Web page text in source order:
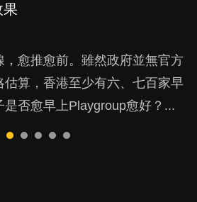
果
愈推愈前。雖然政府並無官方
估算，香港至少有六、七百家早
否愈早上Playgroup愈好？...
of the mind 課程，學生以遊
力和自制能力亦明顯比其他小朋
有何特別之處？...
重的甚至會有自殺，或傷害小
爸爸患上產後抑鬱往往難以察
一刻掙扎過：究竟全職好，還
家庭都有自己的獨特狀況和考慮
職媽媽所養育的子女其實都各
就很難戒，但原來一刀切阻止
時會影響孩子的身心發展？...